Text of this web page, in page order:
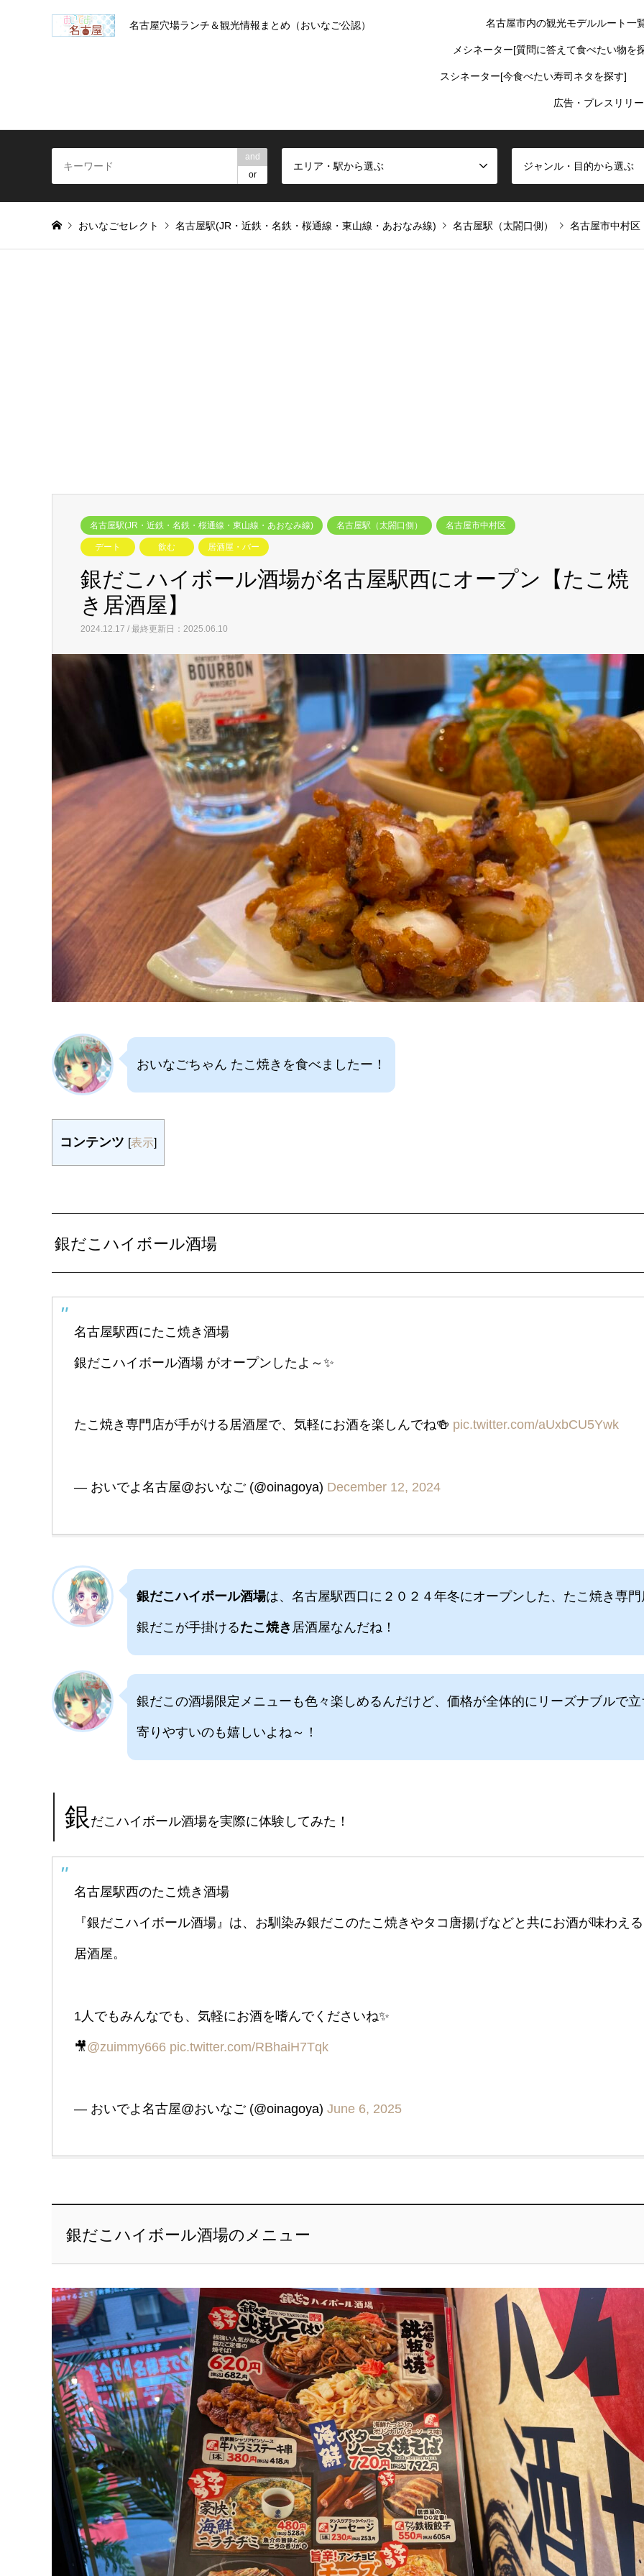
名古屋穴場ランチ＆観光情報まとめ（おいなご公認） 名古屋市内の観光モデルルート一
メシネーター[質問に答えて食べたい物を
スシネーター[今食べたい寿司ネタを探す]
広告・プレスリリ
and
or
エリア・駅から選ぶ ジャンル・目的から選ぶ
おいなごセレクト 名古屋駅(JR・近鉄・名鉄・桜通線・東山線・あおなみ線) 名古屋駅（太閤口側） 名古屋市中村区
名古屋駅(JR・近鉄・名鉄・桜通線・東山線・あおなみ線) 名古屋駅（太閤口側） 名古屋市中村区
デート 飲む 居酒屋・バー
銀だこハイボール酒場が名古屋駅西にオープン【たこ焼
き居酒屋】
2024.12.17 / 最終更新日：2025.06.10
おいなごちゃん たこ焼きを食べましたー！
コンテンツ [表示]
銀だこハイボール酒場
名古屋駅西にたこ焼き酒場
銀だこハイボール酒場 がオープンしたよ～✨️
たこ焼き専門店が手がける居酒屋で、気軽にお酒を楽しんでね🍻 pic.twitter.com/aUxbCU5Ywk
— おいでよ名古屋@おいなご (@oinagoya) December 12, 2024
銀だこハイボール酒場は、名古屋駅西口に２０２４年冬にオープンした、たこ焼き専門
銀だこが手掛けるたこ焼き 居酒屋なんだね！
銀だこの酒場限定メニューも色々楽しめるんだけど、価格が全体的にリーズナブルで立
寄りやすいのも嬉しいよね～！
銀 だこハイボール酒場を実際に体験してみた！
名古屋駅西のたこ焼き酒場
『銀だこハイボール酒場』は、お馴染み銀だこのたこ焼きやタコ唐揚げなどと共にお酒が味わえる
居酒屋。
1人でもみんなでも、気軽にお酒を嗜んでくださいね✨️
🎥@zuimmy666 pic.twitter.com/RBhaiH7Tqk
— おいでよ名古屋@おいなご (@oinagoya) June 6, 2025
銀だこハイボール酒場のメニュー